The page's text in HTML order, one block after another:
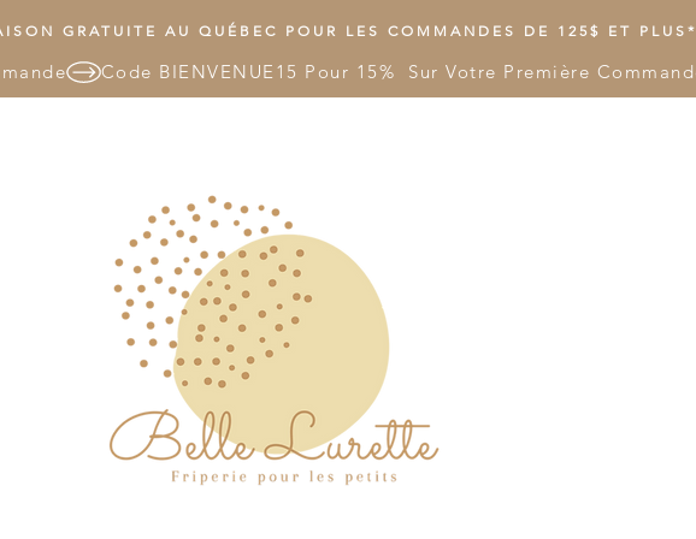
GRATUITE AU QUÉBEC POUR LES COMMANDES DE 125$ ET PLUS*